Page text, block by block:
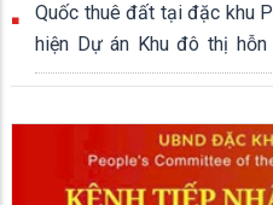
Quốc thuê đất tại đặc khu
hiện Dự án Khu đô thị hỗn
Quán